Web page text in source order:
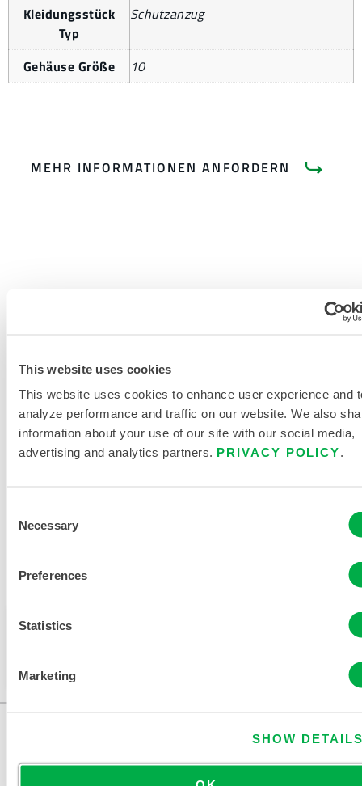
This website uses cookies
This website uses cookies to enhance user experience and
analyze performance and traffic on our website. We also
information about your use of our site with our social media,
advertising and analytics partners. PRIVACY POLICY.
Selection
Necessary
Preferences
Statistics
Marketing
SHOW
Kleidungsstück
Typ
Schutzanzug
Gehäuse Größe 10
MEHR INFORMATIONEN ANFORDERN
VERWANDTE DOKUMENTE
GRÖSSENTABELLE FÜR E
INWEG- UND C
HEMIKALIENSCHUTZKLEIDUNG
EUROPA.
Dieses Produkt wird normalerweise nicht in Ihrer